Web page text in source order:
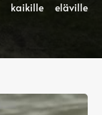
kaikille eläville